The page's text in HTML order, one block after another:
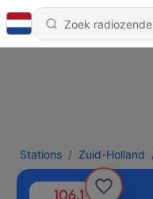
Stations Zuid-Holland